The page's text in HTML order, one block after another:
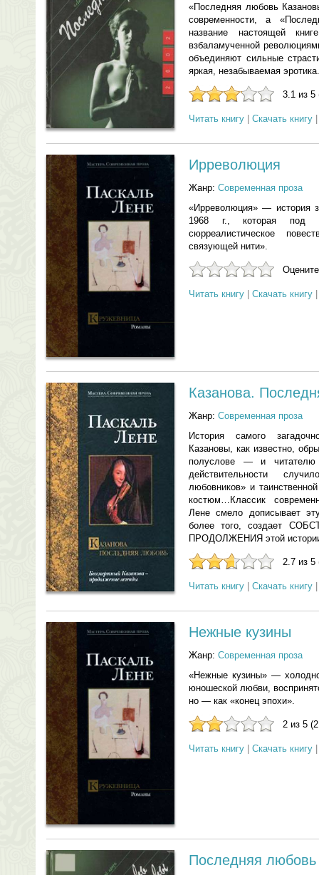
«Последняя любовь
современности, а
название настоящей
взбаламученной
объединяют сильные
яркая, незабываемая эротика.
3.1 из 5
Читать книгу Скачать книгу
Ирреволюция
Жанр: Современная проза
«Ирреволюция» — история
1968 г., которая под
сюрреалистическое
связующей нити».
Читать книгу Скачать книгу
Казанова.
Жанр: Современная проза
История самого
Казановы, как известно,
полуслове — и
действительности
любовников» и
костюм…Классик
Лене смело дописывает
более того, создает
ПРОДОЛЖЕНИЯ этой
2.7 из 5
Читать книгу Скачать книгу
Нежные кузины
Жанр: Современная проза
«Нежные кузины» —
юношеской любви,
но — как «конец эпохи».
2 из 5
Читать книгу Скачать книгу
Последняя